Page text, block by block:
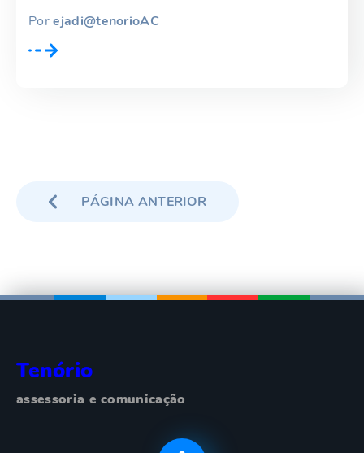
Porejadi@tenorioAC
PÁGINA ANTERIOR
Tenório
assessoria e comunicação